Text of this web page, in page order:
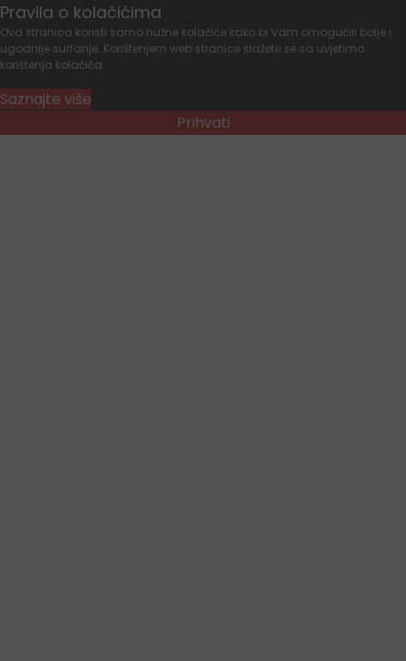
Pravila o kolačićima
Ova stranica koristi samo nužne kolačiće kako bi Vam omogućili bolje i
ugodnije surfanje. Korištenjem web stranice slažete se sa uvjetima
korištenja kolačića.
Saznajte više
Prihvati